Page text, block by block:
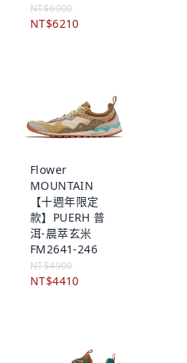
NT$6900
NT$6210
Flower
MOUNTAIN
【十週年限定
款】PUERH 普
洱-晨萃玄米
FM2641-246
NT$4900
NT$4410